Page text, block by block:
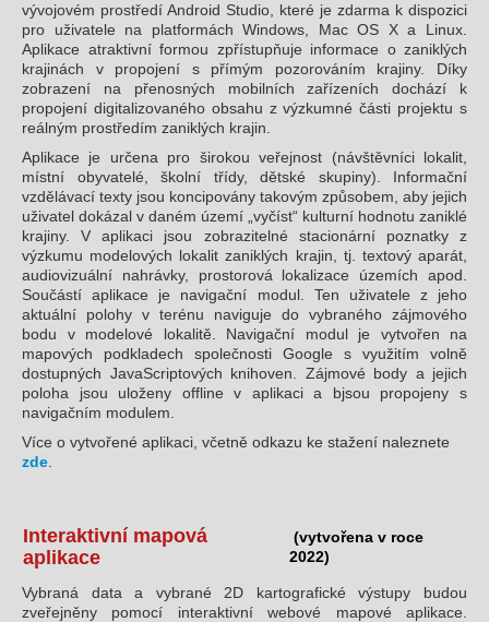
Kontakty
vývojovém prostředí Android Studio, které je zdarma k dispozici
pro uživatele na platformách Windows, Mac OS X a Linux.
Aplikace atraktivní formou zpřístupňuje informace o zaniklých
krajinách v propojení s přímým pozorováním krajiny. Díky
zobrazení na přenosných mobilních zařízeních dochází k
propojení digitalizovaného obsahu z výzkumné části projektu s
reálným prostředím zaniklých krajin.
Aplikace je určena pro širokou veřejnost (návštěvníci lokalit,
místní obyvatelé, školní třídy, dětské skupiny). Informační
vzdělávací texty jsou koncipovány takovým způsobem, aby jejich
uživatel dokázal v daném území „vyčíst“ kulturní hodnotu zaniklé
krajiny. V aplikaci jsou zobrazitelné stacionární poznatky z
výzkumu modelových lokalit zaniklých krajin, tj. textový aparát,
audiovizuální nahrávky, prostorová lokalizace územích apod.
Součástí aplikace je navigační modul. Ten uživatele z jeho
aktuální polohy v terénu naviguje do vybraného zájmového
bodu v modelové lokalitě. Navigační modul je vytvořen na
mapových podkladech společnosti Google s využitím volně
dostupných JavaScriptových knihoven. Zájmové body a jejich
poloha jsou uloženy offline v aplikaci a bjsou propojeny s
navigačním modulem.
Více o vytvořené aplikaci, včetně odkazu ke stažení naleznete
zde
Interaktivní mapová
aplikace
(vytvořena v roce
2022)
Vybraná data a vybrané 2D kartografické výstupy budou
zveřejněny pomocí interaktivní webové mapové aplikace.